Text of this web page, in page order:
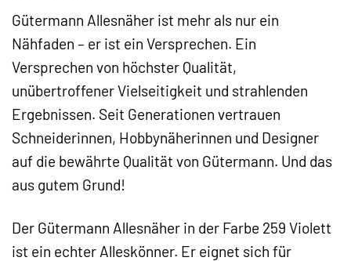
Gütermann Allesnäher ist mehr als nur ein
Nähfaden – er ist ein Versprechen. Ein
Versprechen von höchster Qualität,
unübertroffener Vielseitigkeit und strahlenden
Ergebnissen. Seit Generationen vertrauen
Schneiderinnen, Hobbynäherinnen und Designer
auf die bewährte Qualität von Gütermann. Und das
aus gutem Grund!
Der Gütermann Allesnäher in der Farbe 259 Violett
ist ein echter Alleskönner. Er eignet sich für